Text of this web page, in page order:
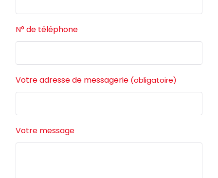
N° de téléphone
Votre adresse de messagerie (obligatoire)
Votre message